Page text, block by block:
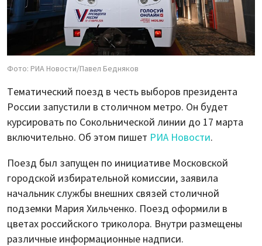
Фото: РИА Новости/Павел Бедняков
Тематический поезд в честь выборов президента
России запустили в столичном метро. Он будет
курсировать по Сокольнической линии до 17 марта
включительно. Об этом пишет РИА Новости.
Поезд был запущен по инициативе Московской
городской избирательной комиссии, заявила
начальник службы внешних связей столичной
подземки Мария Хильченко. Поезд оформили в
цветах российского триколора. Внутри размещены
различные информационные надписи.